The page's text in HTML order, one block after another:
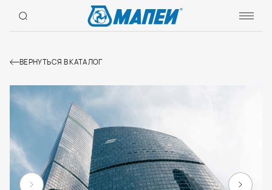
ВЕРНУТЬСЯ В КАТАЛОГ